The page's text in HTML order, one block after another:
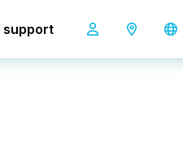
support